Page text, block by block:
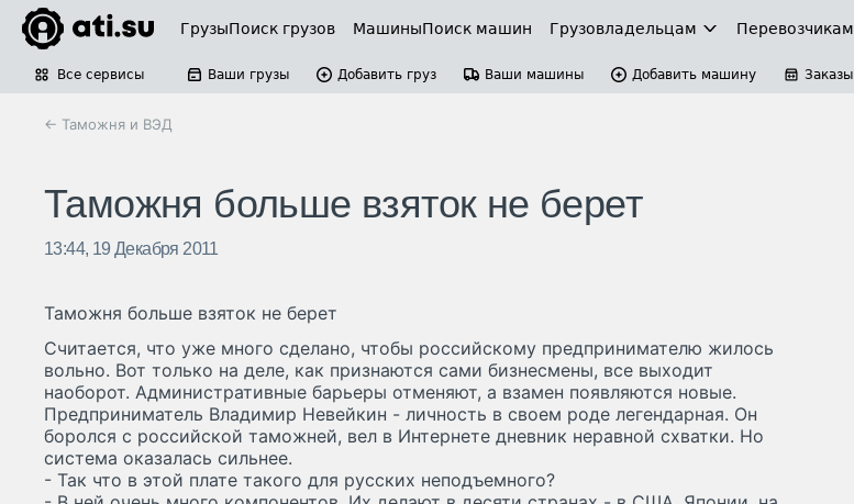
ГрузыПоиск грузов МашиныПоиск машин Грузовладельцам Перевозчикам
Все сервисы Ваши грузы Добавить груз Ваши машины Добавить машину Заказы
← Таможня и ВЭД
Таможня больше взяток не берет
13:44, 19 Декабря 2011
Таможня больше взяток не берет
Считается, что уже много сделано, чтобы российскому предпринимателю жилось
вольно. Вот только на деле, как признаются сами бизнесмены, все выходит
наоборот. Административные барьеры отменяют, а взамен появляются новые.
Предприниматель Владимир Невейкин - личность в своем роде легендарная. Он
боролся с российской таможней, вел в Интернете дневник неравной схватки. Но
система оказалась сильнее.
- Так что в этой плате такого для русских неподъемного?